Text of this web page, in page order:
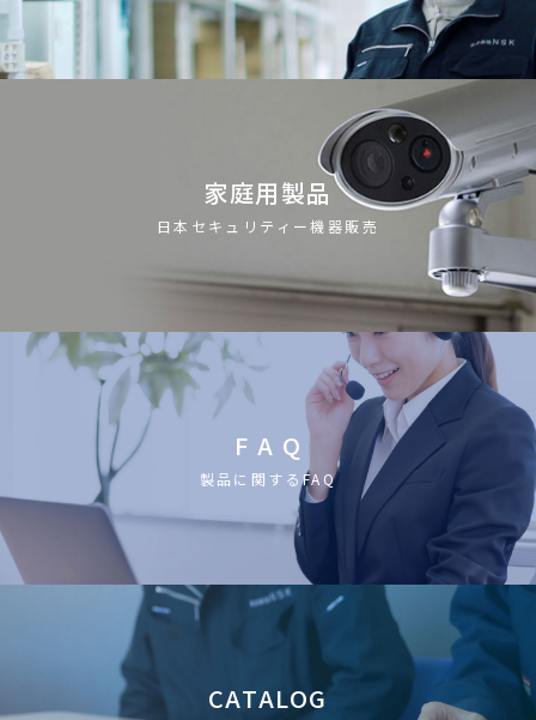
家庭用製品
日本セキュリティー機器販売
F A Q
製品に関するFAQ
CATALOG